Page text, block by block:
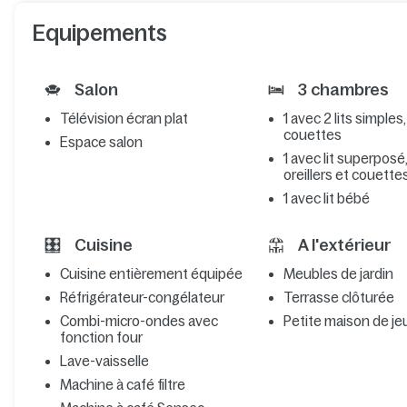
Equipements
Salon
Télévision écran plat
Espace salon
3 chambres
1 avec 2 lits
couettes
1 avec lit
oreillers et
1 avec lit bébé
Cuisine
Cuisine entièrement équipée
Réfrigérateur-congélateur
Combi-micro-ondes avec
fonction four
Lave-vaisselle
Machine à café filtre
A l'extérieur
Meubles de jardin
Terrasse clôturée
Petite maison de